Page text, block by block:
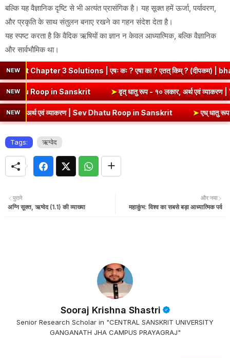
बल्कि यह वैज्ञानिक दृष्टि से भी अत्यंत प्रासंगिक है। यह सूक्त हमें ऊर्जा, पर्यावरण,
और प्रकृति के साथ संतुलन बनाए रखने का गहन संदेश देता है।
यह स्पष्ट करता है कि वैदिक ऋषियों का ज्ञान न केवल आध्यात्मिक, बल्कि वैज्ञानिक
और सार्वभौमिक था।
NEW3 Solutions | एषः कः ? एषा का ? एतत् किम् ? (दीपकम) |
NEW
व्याकरण | Kri Dhatu Roop in Sanskrit ➤वृत् धातु रूप - १० लकार,
NEW
एवं व्याकरण | Sev Dhatu Roop in Sanskrit ➤एध् धातु रूप - १०
Tags: ऋग्वेद
और नया
महाकुंभ: विश्व का सबसे बड़ा आध्यात्मिक पर्व
पुराने
अग्नि सूक्त, ऋग्वेद (1.1) की व्याख्या
Sooraj Krishna Shastri
Senior Research Scholar in "CENTRAL SANSKRIT UNIVERSITY
GANGANATH JHA CAMPUS PRAYAGRAJ"